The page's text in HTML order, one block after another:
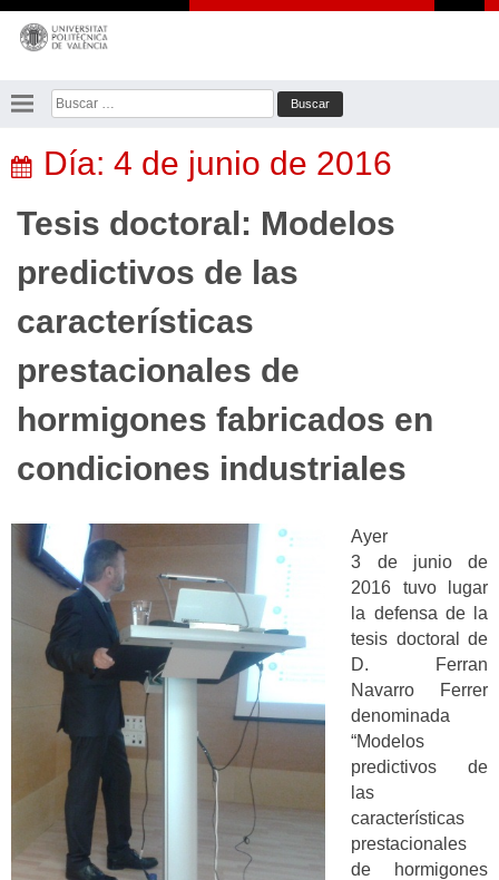
Saltar
contenido
Buscar:
Día: 4 de junio de 2016
Tesis doctoral: Modelos
predictivos de las
características
prestacionales de
hormigones fabricados en
condiciones industriales
Ayer
3 de junio de
2016 tuvo lugar
la defensa de la
tesis doctoral de
D. Ferran
Navarro Ferrer
denominada
“Modelos
predictivos de
las
características
prestacionales
de hormigones